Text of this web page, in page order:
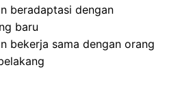
beradaptasi dengan
baru
bekerja sama dengan orang